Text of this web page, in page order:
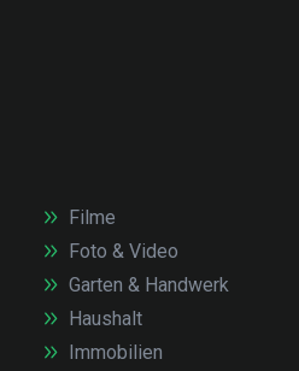
Filme
Foto & Video
Garten & Handwerk
Haushalt
Immobilien